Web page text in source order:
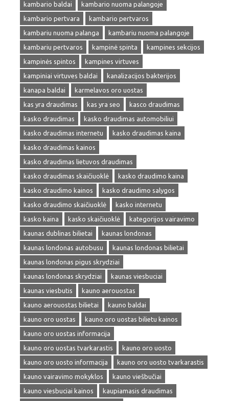
kambario baldai
kambario nuoma palangoje
kambario pertvara
kambario pertvaros
kambariu nuoma palanga
kambariu nuoma palangoje
kambariu pertvaros
kampinė spinta
kampines sekcijos
kampinės spintos
kampines virtuves
kampiniai virtuves baldai
kanalizacijos bakterijos
kanapa baldai
karmelavos oro uostas
kas yra draudimas
kas yra seo
kasco draudimas
kasko draudimas
kasko draudimas automobiliui
kasko draudimas internetu
kasko draudimas kaina
kasko draudimas kainos
kasko draudimas lietuvos draudimas
kasko draudimas skaičiuoklė
kasko draudimo kaina
kasko draudimo kainos
kasko draudimo salygos
kasko draudimo skaičiuoklė
kasko internetu
kasko kaina
kasko skaičiuoklė
kategorijos vairavimo
kaunas dublinas bilietai
kaunas londonas
kaunas londonas autobusu
kaunas londonas bilietai
kaunas londonas pigus skrydziai
kaunas londonas skrydziai
kaunas viesbuciai
kaunas viesbutis
kauno aerouostas
kauno aerouostas bilietai
kauno baldai
kauno oro uostas
kauno oro uostas bilietu kainos
kauno oro uostas informacija
kauno oro uostas tvarkarastis
kauno oro uosto
kauno oro uosto informacija
kauno oro uosto tvarkarastis
kauno vairavimo mokyklos
kauno viešbučiai
kauno viesbuciai kainos
kaupiamasis draudimas